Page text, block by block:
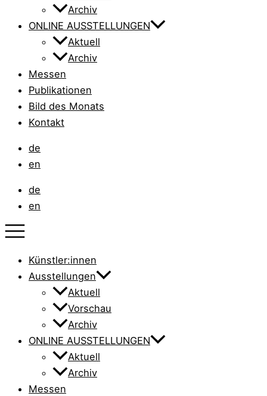
Archiv
ONLINE AUSSTELLUNGEN
Aktuell
Archiv
Messen
Publikationen
Bild des Monats
Kontakt
de
en
de
en
Künstler:innen
Ausstellungen
Aktuell
Vorschau
Archiv
ONLINE AUSSTELLUNGEN
Aktuell
Archiv
Messen